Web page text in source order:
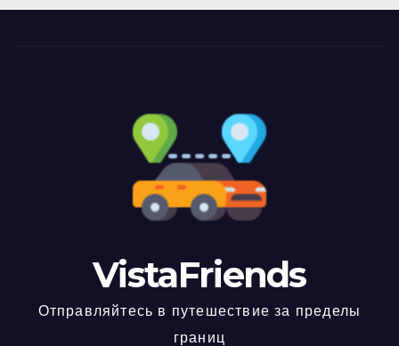
VistaFriends
Отправляйтесь в путешествие за пределы
границ